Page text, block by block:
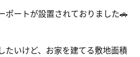
ポートが設置されておりました🚗
たいけど、お家を建てる敷地面積